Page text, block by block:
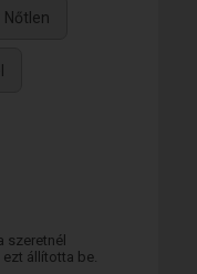
Nőtlen
szeretnél
állította be.